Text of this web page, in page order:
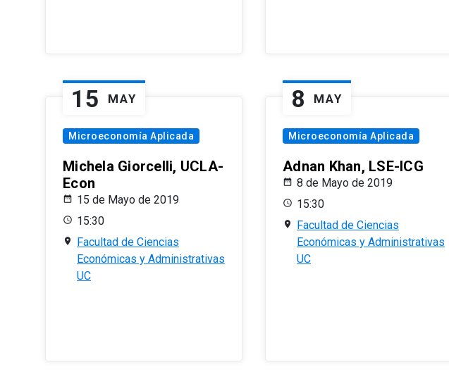
15 MAY
Microeconomía Aplicada
Michela Giorcelli, UCLA-
Econ
15 de Mayo de 2019
15:30
Facultad de Ciencias
Económicas y Administrativas
UC
8 MAY
Microeconomía Aplicada
Adnan Khan, LSE-ICG
8 de Mayo de 2019
15:30
Facultad de Ciencias
Económicas y Administrativas
UC